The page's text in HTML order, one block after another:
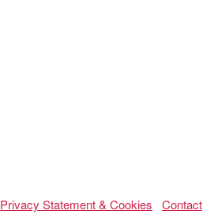
Privacy Statement & Cookies Contact